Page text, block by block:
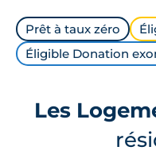
Prêt à taux zéro
Éligible Donation
Les